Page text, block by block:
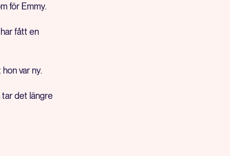
för Emmy.
fått en
var ny.
tar det längre